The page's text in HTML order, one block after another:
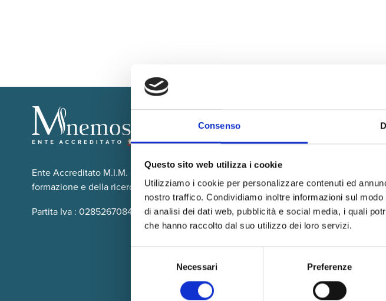
Consenso
Questo sito web utilizza i cookie
Utilizziamo i cookie per personalizzare contenuti ed
nostro traffico. Condividiamo inoltre informazioni sul
di analisi dei dati web, pubblicità e social media, i quali
che hanno raccolto dal suo utilizzo dei loro servizi.
Necessari Preferenze
Ente Accreditato M.I.M. che opera dal 2005 su tutto il territorio Nazionale ed
formazione e della ricerca scolastica, educativa ed Universitaria.
Partita Iva : 02852670849 - Cod. Fisc: 02402740845